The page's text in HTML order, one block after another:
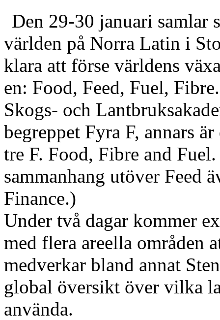
Den 29-30 januari samlar
världen på Norra Latin i
klara att förse världens
en: Food, Feed, Fuel,
Skogs- och
begreppet Fyra F, annars
tre F. Food, Fibre and
sammanhang utöver Feed
Finance.)
Under två dagar kommer
med flera areella områden
medverkar bland annat
global översikt över vilka
använda.